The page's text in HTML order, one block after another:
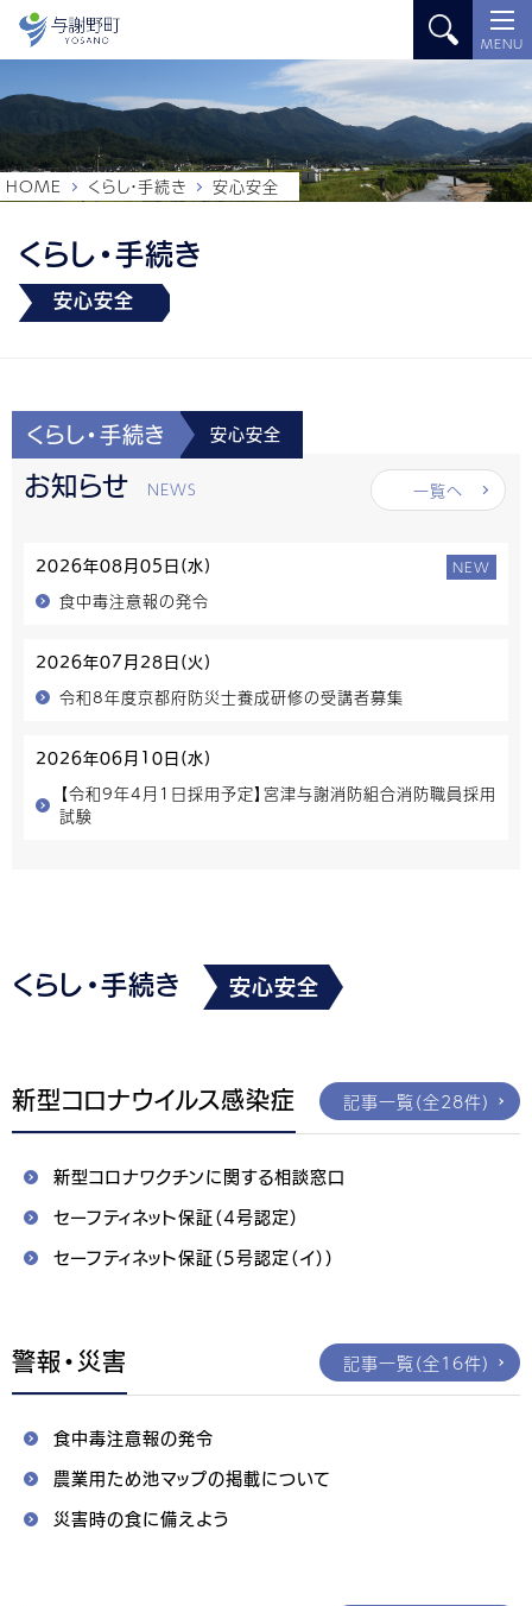
MENU
くらし・手続き
安心安全
HOME くらし・手続き 安心安全
くらし・手続き 安心安全
お知らせ 一覧へ
2026年08月05日(水) NEW
食中毒注意報の発令
2026年07月28日(火)
令和8年度京都府防災士養成研修の受講者募集
2026年06月10日(水)
【令和9年4月1日採用予定】宮津与謝消防組合消防職員採用
試験
くらし・手続き 安心安全
新型コロナウイルス感染症 記事一覧（全28件）
新型コロナワクチンに関する相談窓口
セーフティネット保証（4号認定）
セーフティネット保証（5号認定（イ））
警報・災害 記事一覧（全16件）
食中毒注意報の発令
農業用ため池マップの掲載について
災害時の食に備えよう